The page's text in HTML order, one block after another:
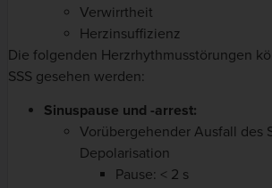
Verwirrtheit
Herzinsuffizienz
Die folgenden Herzrhythmusstörungen
SSS gesehen werden:
Sinuspause und -arrest:
Vorübergehender Ausfall des
Depolarisation
Pause: < 2 s